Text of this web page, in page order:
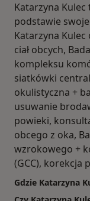
Katarzyna
podstawie
Katarzyna
ciał obcych,
kompleksu
siatkówki
okulistyczna +
usuwanie
powieki,
obcego z oka,
wzrokowego +
(GCC), korekcja
Gdzie Katarzyna